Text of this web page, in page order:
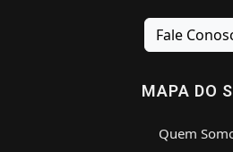
Fale
MAPA DO
Quem